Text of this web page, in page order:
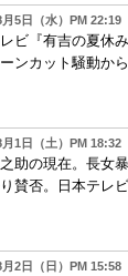
5日（水）PM 22:19
ビ『有吉の夏休
ンカット騒動か
1日（土）PM 18:32
助の現在。長女
賛否。日本テレ
2日（日）PM 15:58